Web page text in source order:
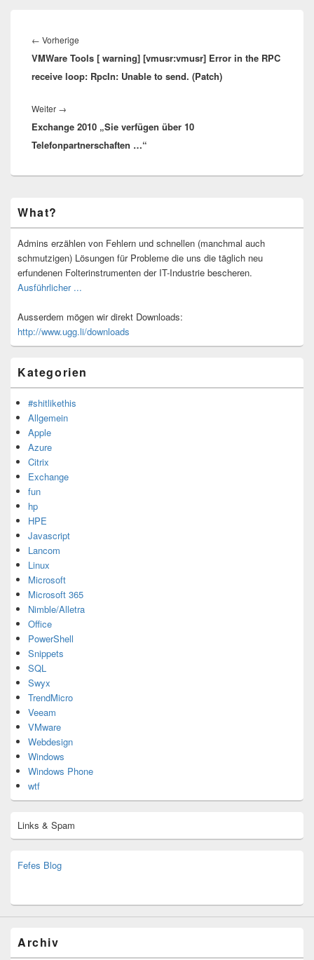
← Vorherige
Beitrag:
VMWare Tools [ warning] [vmusr:vmusr] Error in the RPC
receive loop: RpcIn: Unable to send. (Patch)
Weiter →
Beitrag:
Exchange 2010 „Sie verfügen über 10
Telefonpartnerschaften …“
Seitenleisten-
Widgetbereich
What?
Admins erzählen von Fehlern und schnellen (manchmal auch
schmutzigen) Lösungen für Probleme die uns die täglich neu
erfundenen Folterinstrumenten der IT-Industrie bescheren.
Ausführlicher ...
Ausserdem mögen wir direkt Downloads:
http://www.ugg.li/downloads
Kategorien
#shitlikethis
Allgemein
Apple
Azure
Citrix
Exchange
fun
hp
HPE
Javascript
Lancom
Linux
Microsoft
Microsoft 365
Nimble/Alletra
Office
PowerShell
Snippets
SQL
Swyx
TrendMicro
Veeam
VMware
Webdesign
Windows
Windows Phone
wtf
Links & Spam
Fefes Blog
Archiv